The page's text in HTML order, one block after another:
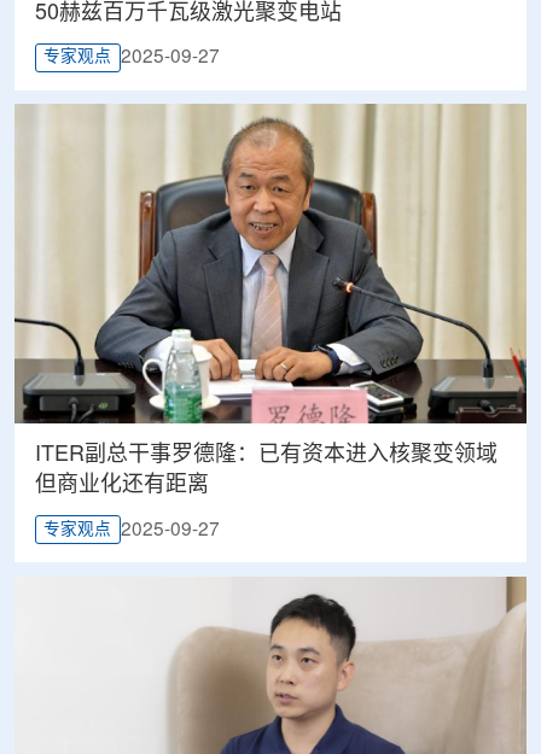
50赫兹百万千瓦级激光聚变电站
专家观点 2025-09-27
ITER副总干事罗德隆：已有资本进入核聚变领域
但商业化还有距离
专家观点 2025-09-27